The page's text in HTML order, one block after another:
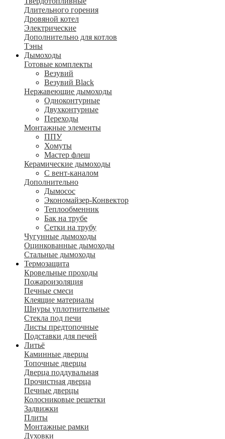
Длительного горения
Дровяной котел
Электрические
Дополнительно для котлов
Тэны
Дымоходы
Готовые комплекты
Везувий
Везувий Black
Нержавеющие дымоходы
Одноконтурные
Двухконтурные
Переходы
Монтажные элементы
ППУ
Хомуты
Мастер флеш
Керамические дымоходы
С вент-каналом
Дополнительно
Дымосос
Экономайзер-Конвектор
Теплообменник
Бак на трубе
Сетки на трубу
Чугунные дымоходы
Оцинкованные дымоходы
Стальные дымоходы
Термозащита
Кровельные проходы
Пожароизоляция
Печные смеси
Клеящие материалы
Шнуры уплотнительные
Стекла под печи
Листы предтопочные
Подставки для печей
Литьё
Каминные дверцы
Топочные дверцы
Дверца поддувальная
Прочистная дверца
Печные дверцы
Колосниковые решетки
Задвижки
Плиты
Монтажные рамки
Духовки